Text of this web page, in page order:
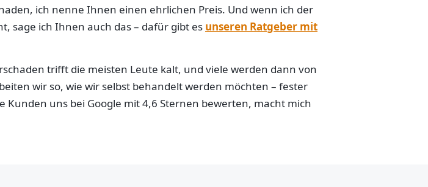
ich nenne Ihnen einen ehrlichen Preis. Und wenn ich der
sage ich Ihnen auch das – dafür gibt es unseren Ratgeber mit
trifft die meisten Leute kalt, und viele werden dann von
wir so, wie wir selbst behandelt werden möchten – fester
Kunden uns bei Google mit 4,6 Sternen bewerten, macht mich